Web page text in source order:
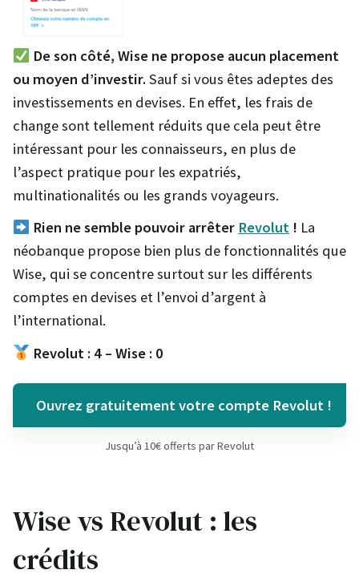
De son côté, Wise ne propose aucun placement
ou moyen d’investir.Sauf si vous êtes adeptes des
investissements en devises. En effet, les frais de
change sont tellement réduits que cela peut être
intéressant pour les connaisseurs, en plus de
l’aspect pratique pour les expatriés,
multinationalités ou les grands voyageurs.
Rien ne semble pouvoir arrêter Revolut ! La
néobanque propose bien plus de fonctionnalités que
Wise, qui se concentre surtout sur les différents
comptes en devises et l’envoi d’argent à
l’international.
Revolut : 4 – Wise : 0
Ouvrez gratuitement votre compte Revolut !
Jusqu’à 10€ offerts par Revolut
Wise vs Revolut : les
crédits